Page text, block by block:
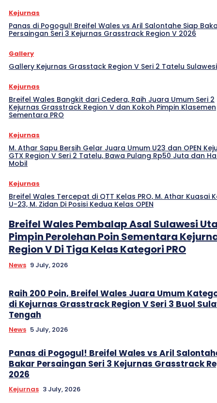
Kejurnas
Panas di Pogogul! Breifel Wales vs Aril Salontahe Siap
Persaingan Seri 3 Kejurnas Grasstrack Region V 2026
Gallery
Gallery Kejurnas Grasstack Region V Seri 2 Tatelu
Kejurnas
Breifel Wales Bangkit dari Cedera, Raih Juara Umum Seri 2
Kejurnas Grasstrack Region V dan Kokoh Pimpin Klasemen
Sementara PRO
Kejurnas
M. Athar Sapu Bersih Gelar Juara Umum U23 dan OPEN
GTX Region V Seri 2 Tatelu, Bawa Pulang Rp50 Juta dan
Mobil
Kejurnas
Breifel Wales Tercepat di QTT Kelas PRO, M. Athar Kuasai
U-23, M. Zidan Di Posisi Kedua Kelas OPEN
Breifel Wales Pembalap Asal Sulawesi
Pimpin Perolehan Poin Sementara
Region V Di Tiga Kelas Kategori PRO
News 9 July, 2026
Raih 200 Poin, Breifel Wales Juara Umum
di Kejurnas Grasstrack Region V Seri 3 Buol
Tengah
News 5 July, 2026
Panas di Pogogul! Breifel Wales vs Aril
Bakar Persaingan Seri 3 Kejurnas Grasstrack
2026
Kejurnas 3 July, 2026